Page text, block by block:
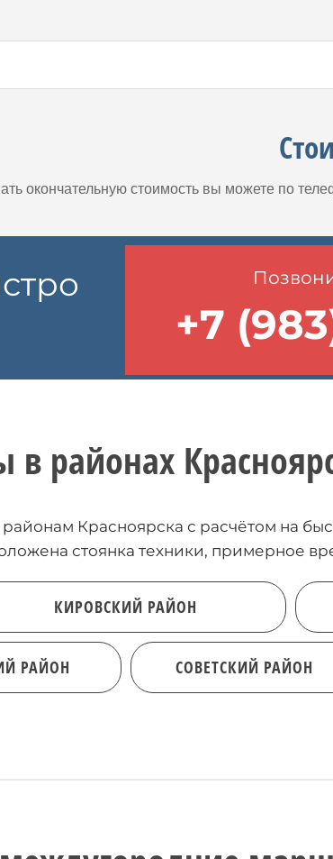
окончательную стоимость вы можете по
+7
в районах
Красноярска с расчётом на
стоянка техники, примерное
КИРОВСКИЙ РАЙОН
РАЙОН СОВЕТСКИЙ РАЙОН